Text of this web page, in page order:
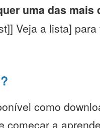
uma das mais
Veja a lista]
como
começar a